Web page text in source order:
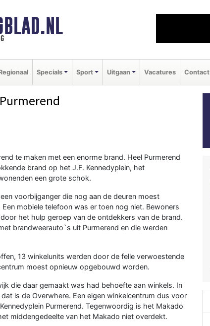
Specials Sport Uitgaan Vacatures Contact
te maken met een enorme brand. Heel Purmerend
brand op het J.F. Kennedyplein, het
een grote schok.
voorbijganger die nog aan de deuren moest
mobiele telefoon was er toen nog niet. Bewoners
het hulp geroep van de ontdekkers van de brand.
brandweerauto`s uit Purmerend en die werden
13 winkelunits werden door de felle verwoestende
moest opnieuw opgebouwd worden.
die daar gemaakt was had behoefte aan winkels. In
is de Overwhere. Een eigen winkelcentrum dus voor
Purmerend. Tegenwoordig is het Makado
middengedeelte van het Makado niet overdekt.